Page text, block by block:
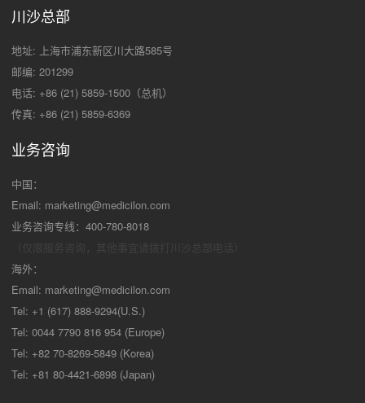
川沙总部
地址: 上海市浦东新区川大路585号
邮编: 201299
电话: +86 (21) 5859-1500（总机）
传真: +86 (21) 5859-6369
业务咨询
中国：
Email: marketing@medicilon.com
业务咨询专线：400-780-8018
海外：
Email: marketing@medicilon.com
Tel: +1 (617) 888-9294(U.S.)
Tel: 0044 7790 816 954 (Europe)
Tel: +82 70-8269-5849 (Korea)
Tel: +81 80-4421-6898 (Japan)